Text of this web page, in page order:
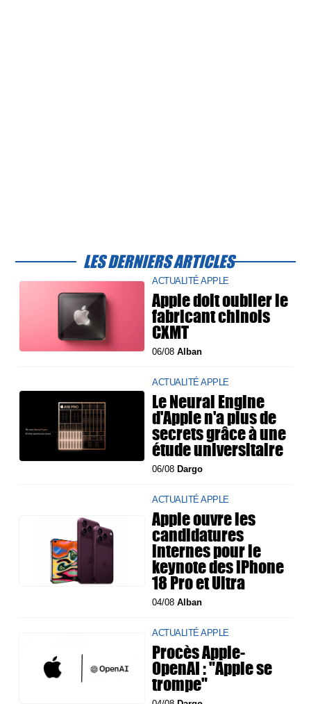
LES DERNIERS ARTICLES
ACTUALITÉ APPLE
Apple doit oublier le
fabricant chinois
CXMT
06/08Alban
ACTUALITÉ APPLE
Le Neural Engine
d'Apple n'a plus de
secrets grâce à une
étude universitaire
06/08 Dargo
ACTUALITÉ APPLE
Apple ouvre les
candidatures
internes pour le
keynote des iPhone
18 Pro et Ultra
04/08Alban
ACTUALITÉ APPLE
Procès Apple-
OpenAI : "Apple se
trompe"